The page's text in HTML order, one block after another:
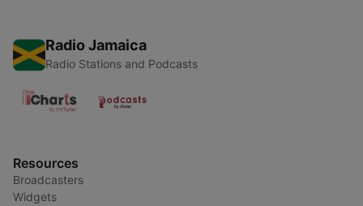
Radio Jamaica
Radio Stations and Podcasts
Resources
Broadcasters
Widgets